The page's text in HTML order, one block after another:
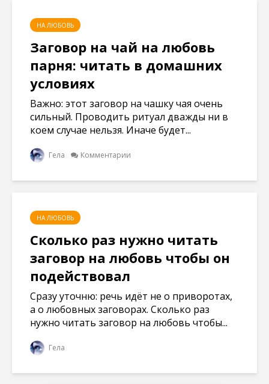
НА ЛЮБОВЬ
Заговор на чай на любовь
парня: читать в домашних
условиях
Важно: этот заговор на чашку чая очень
сильный. Проводить ритуал дважды ни в
коем случае нельзя. Иначе будет...
Гела Комментарии
НА ЛЮБОВЬ
Сколько раз нужно читать
заговор на любовь чтобы он
подействовал
Сразу уточню: речь идёт не о приворотах,
а о любовных заговорах. Сколько раз
нужно читать заговор на любовь чтобы...
Гела